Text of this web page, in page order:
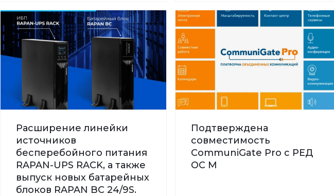
Расширение линейки
источников
бесперебойного питания
RAPAN-UPS RACK, а также
выпуск новых батарейных
блоков RAPAN BC 24/9S.
Подтверждена
совместимость
CommuniGate Pro с РЕД
ОС М